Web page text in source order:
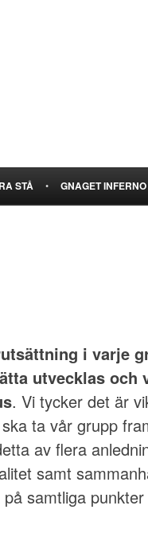
STÅ • GNAGET INFERNO
i varje
utvecklas och
. Vi tycker det är
ta vår grupp
av flera
samt
samtliga